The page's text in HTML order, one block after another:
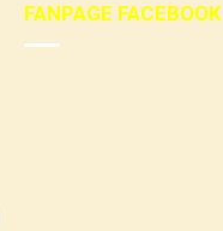
FANPAGE FACEBOOK